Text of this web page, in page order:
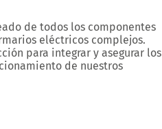
de todos los componentes
eléctricos complejos.
para integrar y asegurar los
de nuestros